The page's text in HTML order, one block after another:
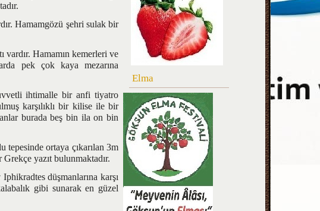
Hamamgözü şehri sulak bir
Hamamın kemerleri ve
pek çok kaya mezarına
ihtimalle bir anfi tiyatro
karşılıklı bir kilise ile bir
burada beş bin ila on bin
ortaya çıkarılan 3m
yazıt bulunmaktadır.
düşmanlarına karşı
gibi sunarak en güzel
Elma